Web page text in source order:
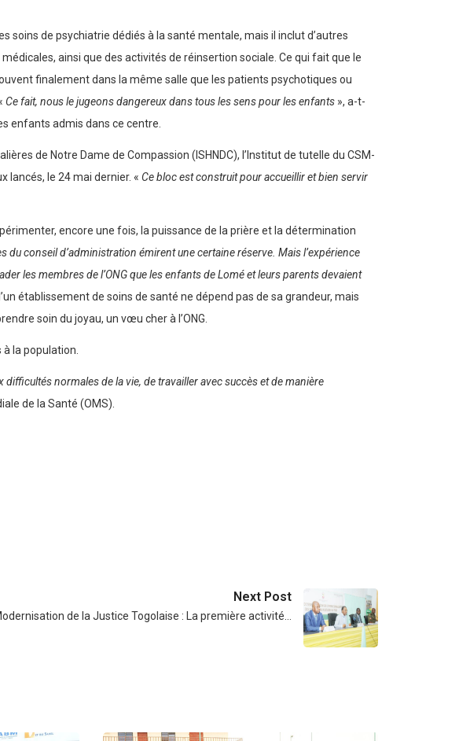
soins de psychiatrie dédiés à la santé mentale, mais il inclut d’autres
ainsi que des activités de réinsertion sociale. Ce qui fait que le
finalement dans la même salle que les patients psychotiques ou
Ce fait, nous le jugeons dangereux dans tous les sens pour les enfants », a-t-
enfants admis dans ce centre.
de Notre Dame de Compassion (ISHNDC), l’Institut de tutelle du CSM-
lancés, le 24 mai dernier. « Ce bloc est construit pour accueillir et bien servir
encore une fois, la puissance de la prière et la détermination
du conseil d’administration émirent une certaine réserve. Mais l’expérience
les membres de l’ONG que les enfants de Lomé et leurs parents devaient
établissement de soins de santé ne dépend pas de sa grandeur, mais
soin du joyau, un vœu cher à l’ONG.
la population.
normales de la vie, de travailler avec succès et de manière
de la Santé (OMS).
Next Post
de la Justice Togolaise : La première activité…